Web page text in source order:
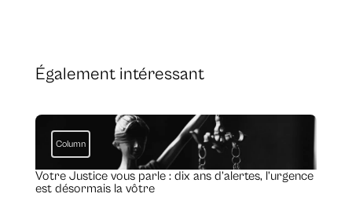
Également intéressant
Column
Votre Justice vous parle : dix ans d’alertes, l’urgence
est désormais la vôtre